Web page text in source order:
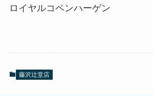
ロイヤルコペンハーゲン
藤沢辻堂店